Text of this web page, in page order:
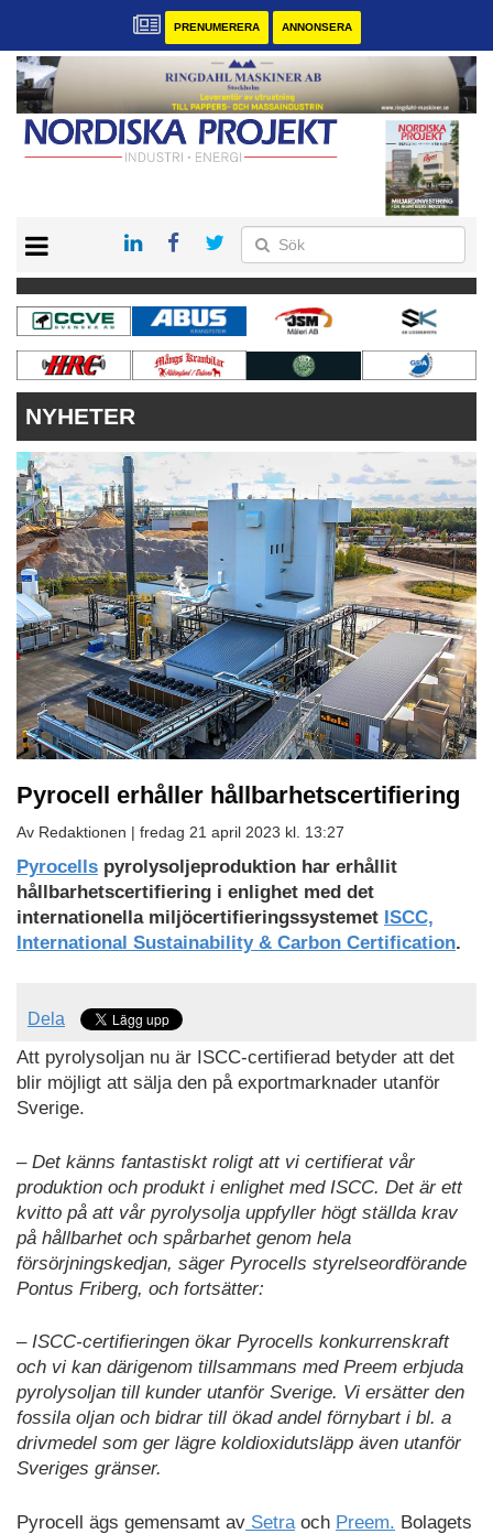
PRENUMERERA ANNONSERA
KONTAKT
VÅRA ANDRA MAGASIN
PRENUMERERA
ANNONSERA
NYHETER
Pyrocell erhåller hållbarhetscertifiering
Av Redaktionen | fredag 21 april 2023 kl. 13:27
Pyrocells pyrolysoljeproduktion har erhållit
hållbarhetscertifiering i enlighet med det
internationella miljöcertifieringssystemet ISCC,
International Sustainability & Carbon Certification.
Dela
Att pyrolysoljan nu är ISCC-certifierad betyder att det
blir möjligt att sälja den på exportmarknader utanför
Sverige.
– Det känns fantastiskt roligt att vi certifierat vår
produktion och produkt i enlighet med ISCC. Det är ett
kvitto på att vår pyrolysolja uppfyller högt ställda krav
på hållbarhet och spårbarhet genom hela
försörjningskedjan, säger Pyrocells styrelseordförande
Pontus Friberg, och fortsätter:
– ISCC-certifieringen ökar Pyrocells konkurrenskraft
och vi kan därigenom tillsammans med Preem erbjuda
pyrolysoljan till kunder utanför Sverige. Vi ersätter den
fossila oljan och bidrar till ökad andel förnybart i bl. a
drivmedel som ger lägre koldioxidutsläpp även utanför
Sveriges gränser.
Pyrocell ägs gemensamt av Setraoch Preem. Bolagets